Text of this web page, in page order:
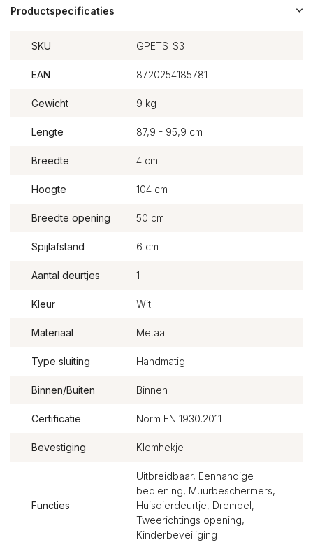
Productspecificaties
SKU GPETS_S3
EAN 8720254185781
Gewicht 9 kg
Lengte 87,9 - 95,9 cm
Breedte 4 cm
Hoogte 104 cm
Breedte opening 50 cm
Spijlafstand 6 cm
Aantal deurtjes 1
Kleur Wit
Materiaal Metaal
Type sluiting Handmatig
Binnen/Buiten Binnen
Certificatie Norm EN 1930.2011
Bevestiging Klemhekje
Functies
Uitbreidbaar, Eenhandige
bediening, Muurbeschermers,
Huisdierdeurtje, Drempel,
Tweerichtings opening,
Kinderbeveiliging